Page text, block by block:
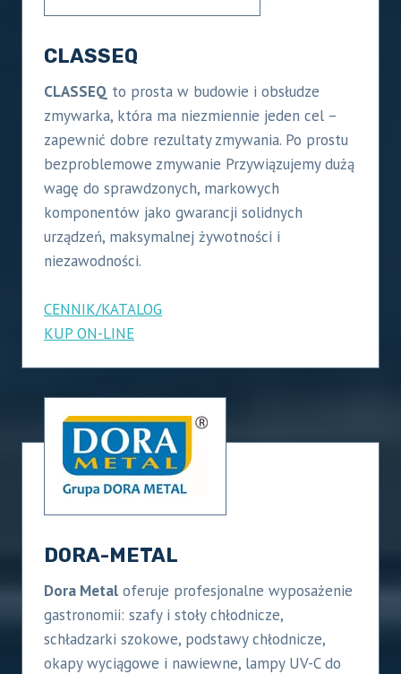
CLASSEQ
CLASSEQ to prosta w budowie i obsłudze
zmywarka, która ma niezmiennie jeden cel –
zapewnić dobre rezultaty zmywania. Po prostu
bezproblemowe zmywanie Przywiązujemy dużą
wagę do sprawdzonych, markowych
komponentów jako gwarancji solidnych
urządzeń, maksymalnej żywotności i
niezawodności.
CENNIK/KATALOG
KUP ON-LINE
DORA-METAL
Dora Metal oferuje profesjonalne wyposażenie
gastronomii: szafy i stoły chłodnicze,
schładzarki szokowe, podstawy chłodnicze,
okapy wyciągowe i nawiewne, lampy UV-C do